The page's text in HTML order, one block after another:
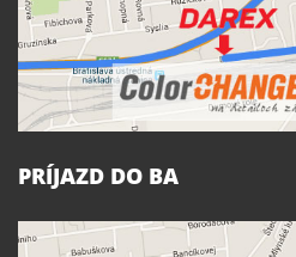
PRÍJAZD DO BA